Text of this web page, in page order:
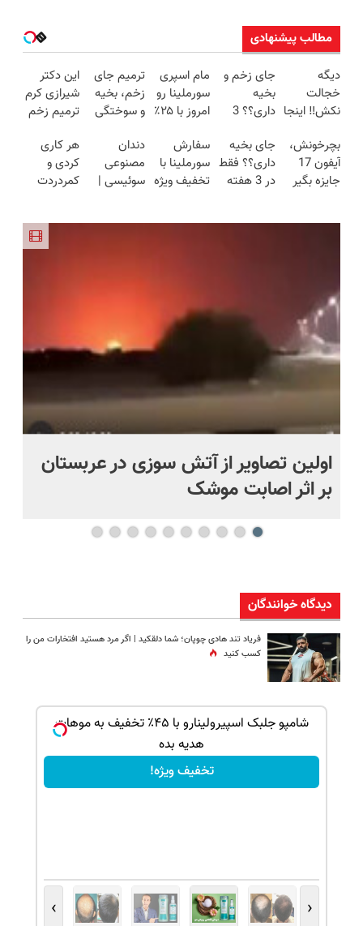
مطالب پیشنهادی
دیگه
خجالت
نکش‼️ اینجا
بکار
(تضمینی)
جای زخم و
بخیه
داری؟؟ 3
محوش کن!
مام اسپری
سورملینا رو
امروز با ۲۵٪
🔥
ترمیم جای
زخم، بخیه
و سوختگی
هفته!!😍
این دکتر
شیرازی کرم
ترمیم زخم
ساخت!!!
بچرخونش،
آیفون 17
جایزه بگیر
جای بخیه
داری؟؟ فقط
در 3 هفته
سفارش
سورملینا با
تخفیف ویژه
دندان
مصنوعی
سوئیسی |
هر کاری
کردی و
کمردردت
پرسشنامه و
دریافت راه
اولین تصاویر از آتش سوزی در عربستان
بر اثر اصابت موشک
دیدگاه خوانندگان
فریاد تند هادی چوپان؛‌ شما دلقکید | اگر مرد هستید افتخارات من را
کسب کنید
شامپو جلبک اسپیرولینارو با ۴۵٪ تخفیف به موهات
هدیه بده
تخفیف ویژه!
‹
›